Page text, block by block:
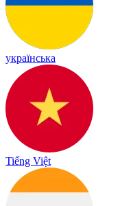
українська
Tiếng Việt